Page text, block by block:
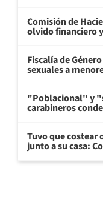
Comisión de
olvido financiero
Fiscalía de
sexuales a
"Poblacional" y
carabineros
Tuvo que costear
junto a su casa: